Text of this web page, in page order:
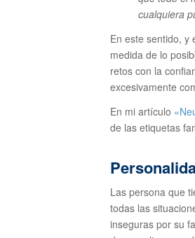
cualquiera
En este sentido, y
medida de lo
retos con la
excesivamente
En mi artículo
de las etiquetas
Las persona que
todas las
inseguras por su